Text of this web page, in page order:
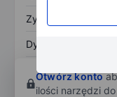
Zysk na akcję
Dywidenda na akcję
Zwrot z kapitału
własnego
Otwórz konto
ilości narzędzi